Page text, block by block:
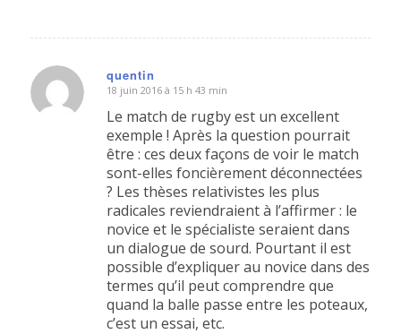
quentin
dit
:
18 juin 2016 à 15 h 43 min
Le match de rugby est un excellent
exemple ! Après la question pourrait
être : ces deux façons de voir le match
sont-elles foncièrement déconnectées
? Les thèses relativistes les plus
radicales reviendraient à l’affirmer : le
novice et le spécialiste seraient dans
un dialogue de sourd. Pourtant il est
possible d’expliquer au novice dans des
termes qu’il peut comprendre que
quand la balle passe entre les poteaux,
c’est un essai, etc.